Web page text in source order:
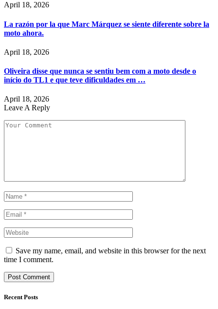
April 18, 2026
La razón por la que Marc Márquez se siente diferente sobre la
moto ahora.
April 18, 2026
Oliveira disse que nunca se sentiu bem com a moto desde o
início do TL1 e que teve dificuldades em …
April 18, 2026
Leave A Reply
Save my name, email, and website in this browser for the next
time I comment.
Recent Posts